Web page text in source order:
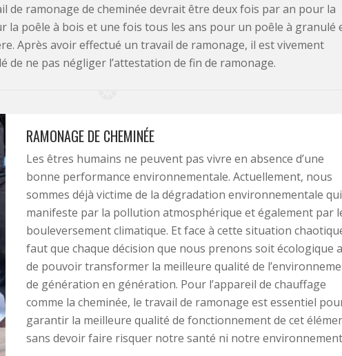
de ramonage de cheminée devrait être deux fois par an pour la
la poêle à bois et une fois tous les ans pour un poêle à granulé
Après avoir effectué un travail de ramonage, il est vivement
de ne pas négliger l’attestation de fin de ramonage.
RAMONAGE DE CHEMINÉE
Les êtres humains ne peuvent pas vivre en absence d’une
bonne performance environnementale. Actuellement, nous
sommes déjà victime de la dégradation environnementale
manifeste par la pollution atmosphérique et également par
bouleversement climatique. Et face à cette situation
faut que chaque décision que nous prenons soit écologique
de pouvoir transformer la meilleure qualité de
de génération en génération. Pour l’appareil de chauffage
comme la cheminée, le travail de ramonage est essentiel
garantir la meilleure qualité de fonctionnement de cet
sans devoir faire risquer notre santé ni notre